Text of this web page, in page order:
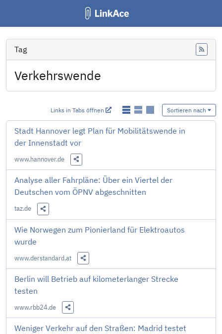
Tag
Verkehrswende
Links in Tabs öffnen Sortieren nach
Stadt Hannover legt Plan für Mobilitätswende in
der Innenstadt vor
www.hannover.de
Diesen Link teilen
Analyse aller Fahrpläne: Über ein Viertel der
Deutschen vom ÖPNV abgeschnitten
taz.de
Diesen Link teilen
Wie Norwegen zum Pionierland für Elektroautos
wurde
www.derstandard.at
Diesen Link teilen
Berlin will Betrieb auf kilometerlanger Strecke
testen
www.rbb24.de
Diesen Link teilen
Weniger Verkehr auf den Straßen: Madrid testet